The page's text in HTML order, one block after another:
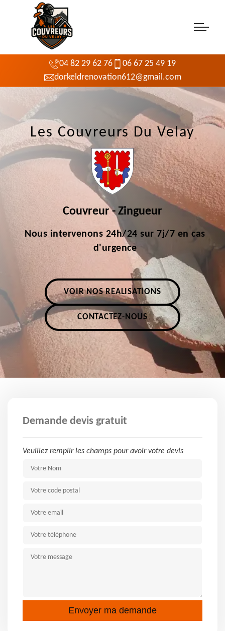
04 82 29 62 76
06 67 25 49 19
dorkeldrenovation612@gmail.com
Les Couvreurs Du Velay
Couvreur - Zingueur
Nous intervenons 24h/24 sur 7j/7 en cas
d'urgence
VOIR NOS RÉALISATIONS
CONTACTEZ-NOUS
Demande devis gratuit
Veuillez remplir les champs pour avoir votre devis